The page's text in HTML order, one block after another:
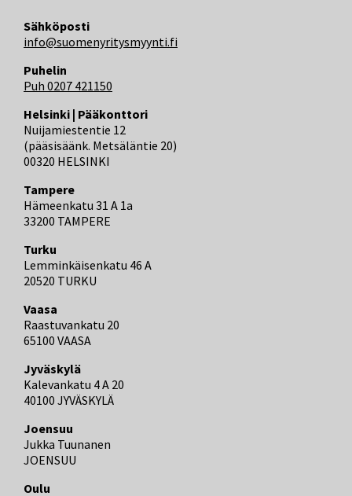
Sähköposti
info@suomenyritysmyynti.fi
Puhelin
Puh 0207 421150
Helsinki | Pääkonttori
Nuijamiestentie 12
(pääsisäänk. Metsäläntie 20)
00320 HELSINKI
Tampere
Hämeenkatu 31 A 1a
33200 TAMPERE
Turku
Lemminkäisenkatu 46 A
20520 TURKU
Vaasa
Raastuvankatu 20
65100 VAASA
Jyväskylä
Kalevankatu 4 A 20
40100 JYVÄSKYLÄ
Joensuu
Jukka Tuunanen
JOENSUU
Oulu